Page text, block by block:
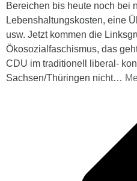
Bereichen bis heute noch bei
Lebenshaltungskosten, eine
usw. Jetzt kommen die
Ökosozialfaschismus, das
CDU im traditionell liberal-
Sachsen/Thüringen nicht…